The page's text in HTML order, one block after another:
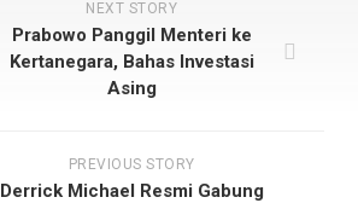
NEXT STORY
Prabowo Panggil Menteri ke
Kertanegara, Bahas Investasi
Asing
PREVIOUS STORY
Derrick Michael Resmi Gabung